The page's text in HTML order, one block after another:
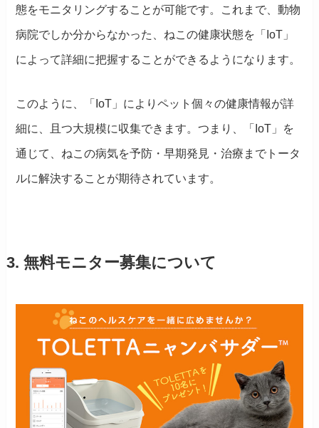
態をモニタリングすることが可能です。これまで、動物
病院でしか分からなかった、ねこの健康状態を「IoT」
によって詳細に把握することができるようになります。
このように、「IoT」によりペット個々の健康情報が詳
細に、且つ大規模に収集できます。つまり、「IoT」を
通じて、ねこの病気を予防・早期発見・治療までトータ
ルに解決することが期待されています。
3. 無料モニター募集について